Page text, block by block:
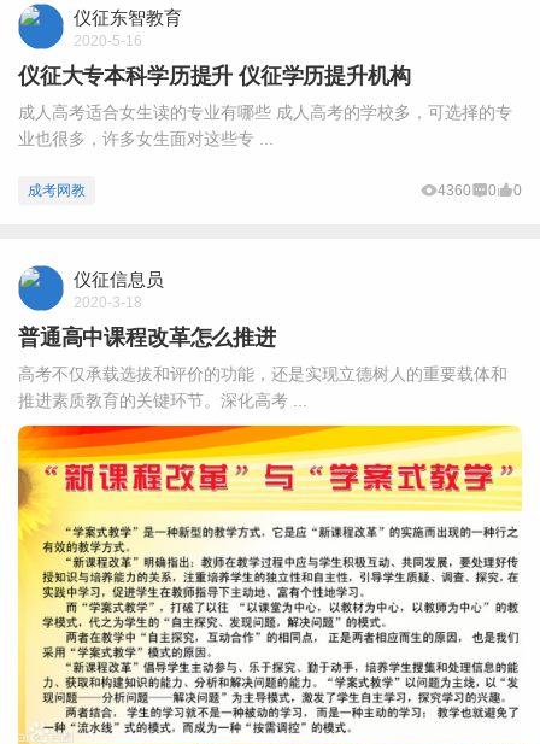
仪征东智教育
2020-5-16
仪征大专本科学历提升 仪征学历提升机构
成人高考适合女生读的专业有哪些 成人高考的学校多，可选择的专
业也很多，许多女生面对这些专 ...
成考网教 4360 0 0
仪征信息员
2020-3-18
普通高中课程改革怎么推进
高考不仅承载选拔和评价的功能，还是实现立德树人的重要载体和
推进素质教育的关键环节。深化高考 ...